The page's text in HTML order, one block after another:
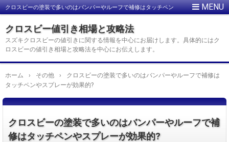
クロスビーの塗装で多いのはバンパーやルーフで補修はタッチペン
クロスビー値引き相場と攻略法
スズキクロスビーの値引きに関する情報を中心にお届けします。具体的にはク
ロスビーの値引き相場と攻略法を中心にお伝えします。
ホーム › その他 ›
クロスビーの塗装で多いのはバンパーやルーフで補修は
タッチペンやスプレーが効果的?
クロスビーの塗装で多いのはバンパーやルーフで補
修はタッチペンやスプレーが効果的?